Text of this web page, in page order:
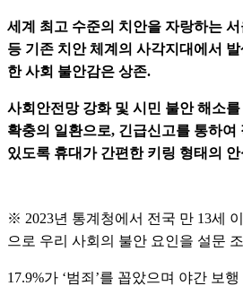
세계 최고 수준의 치안을 자랑하는
등 기존 치안 체계의 사각지대에서
한 사회 불안감은 상존.
사회안전망 강화 및 시민 불안 해소
확충의 일환으로, 긴급신고를 통하여
있도록 휴대가 간편한 키링 형태의 안
※ 2023년 통계청에서 전국 만 13세
으로 우리 사회의 불안 요인을 설문
17.9%가 ‘범죄’를 꼽았으며 야간 보